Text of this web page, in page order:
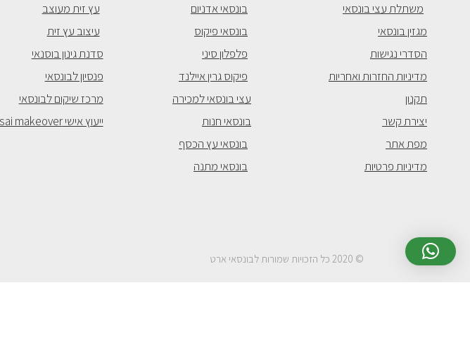
משתלת עצי בונסאי
מגזין בונסאי
הסדרי נגישות
מדיניות החזרות ואחריות
תקנון
יצירת קשר
מפת אתר
מדיניות פרטיות
בונסאי אדניום
בונסאי פיקוס
פלפלון סיני
פיקוס גרין איילנד
עצי בונסאי למכירה
בונסאי חנות
בונסאי עץ הכסף
בונסאי מתנה
עץ זית מעוצב
עיצוב עץ זית
סדנת גינון בוסנאי
פנסיון לבונסאי
מרכז שיקום לבונסאי
ייעוץ אישי bonsai makeover
© 2020 כל הזכויות שמורות לבונסאי ארט